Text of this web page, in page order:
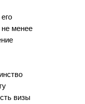
не менее
визы